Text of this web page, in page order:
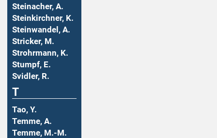
Steinacher, A.
Steinkirchner, K.
Steinwandel, A.
Stricker, M.
Strohrmann, K.
Stumpf, E.
Svidler, R.
T
Tao, Y.
Temme, A.
Temme, M.-M.